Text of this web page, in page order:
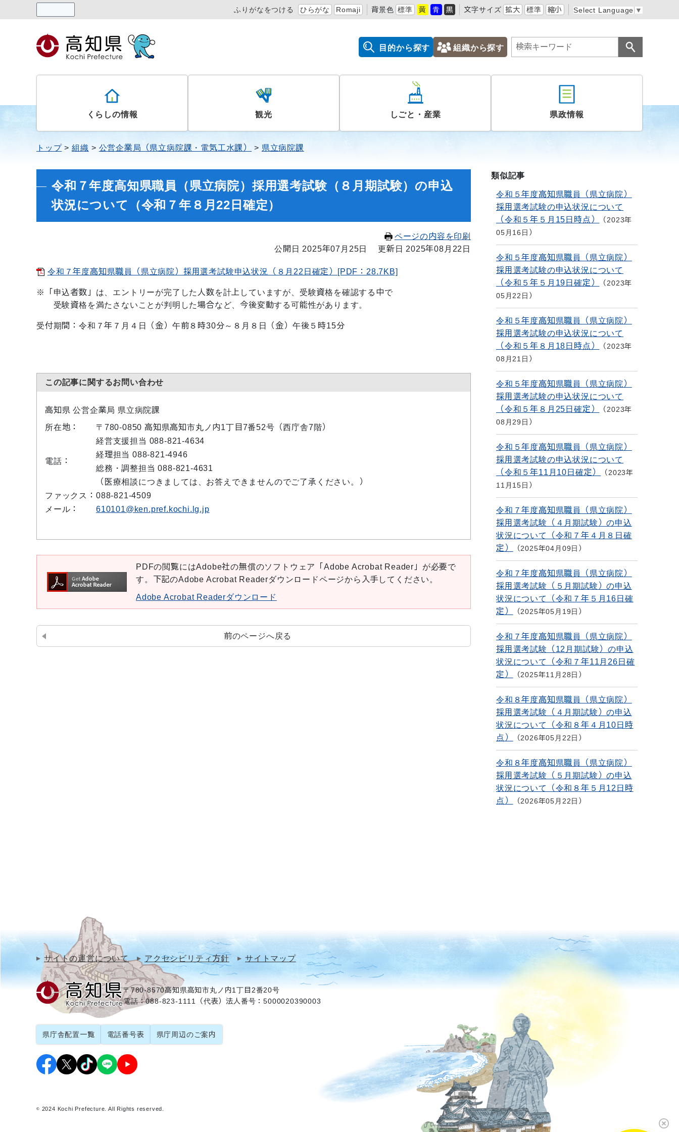
ふりがなをつける ひらがな Romaji 背景色 標準 黄 青 黒 文字サイズ 拡大 標準 縮小 Select Language ▼
目的から探す 組織から探す
くらしの情報 観光 しごと・産業 県政情報
トップ 組織 公営企業局（県立病院課・電気工水課） 県立病院課
令和７年度高知県職員（県立病院）採用選考試験（８月期試験）の申込
状況について（令和７年８月22日確定）
ページの内容を印刷
公開日 2025年07月25日
更新日 2025年08月22日
令和７年度高知県職員（県立病院）採用選考試験申込状況（８月22日確定）[PDF：28.7KB]
※「申込者数」は、エントリーが完了した人数を計上していますが、受験資格を確認する中で
受験資格を満たさないことが判明した場合など、今後変動する可能性があります。
受付期間：令和７年７月４日（金）午前８時30分～８月８日（金）午後５時15分
この記事に関するお問い合わせ
高知県 公営企業局 県立病院課
所在地：
〒780-0850 高知県高知市丸ノ内1丁目7番52号（西庁舎7階）
電話：
経営支援担当 088-821-4634
経理担当 088-821-4946
総務・調整担当 088-821-4631
（医療相談につきましては、お答えできませんのでご了承ください。）
ファックス： 088-821-4509
メール：
610101@ken.pref.kochi.lg.jp
PDFの閲覧にはAdobe社の無償のソフトウェア「Adobe Acrobat Reader」が必要で
す。下記のAdobe Acrobat Readerダウンロードページから入手してください。
Adobe Acrobat Readerダウンロード
前のページへ戻る
類似記事
令和５年度高知県職員（県立病院）
採用選考試験の申込状況について
（令和５年５月15日時点）
2023年
05月16日
令和５年度高知県職員（県立病院）
採用選考試験の申込状況について
（令和５年５月19日確定）
2023年
05月22日
令和５年度高知県職員（県立病院）
採用選考試験の申込状況について
（令和５年８月18日時点）
2023年
08月21日
令和５年度高知県職員（県立病院）
採用選考試験の申込状況について
（令和５年８月25日確定）
2023年
08月29日
令和５年度高知県職員（県立病院）
採用選考試験の申込状況について
（令和５年11月10日確定）
2023年
11月15日
令和７年度高知県職員（県立病院）
採用選考試験（４月期試験）の申込
状況について（令和７年４月８日確
定）
2025年04月09日
令和７年度高知県職員（県立病院）
採用選考試験（５月期試験）の申込
状況について（令和７年５月16日確
定）
2025年05月19日
令和７年度高知県職員（県立病院）
採用選考試験（12月期試験）の申込
状況について（令和７年11月26日確
定）
2025年11月28日
令和８年度高知県職員（県立病院）
採用選考試験（４月期試験）の申込
状況について（令和８年４月10日時
点）
2026年05月22日
令和８年度高知県職員（県立病院）
採用選考試験（５月期試験）の申込
状況について（令和８年５月12日時
点）
2026年05月22日
サイトの運営について アクセシビリティ方針 サイトマップ
〒780-8570高知県高知市丸ノ内1丁目2番20号
電話：088-823-1111（代表）法人番号：5000020390003
県庁舎配置一覧 電話番号表 県庁周辺のご案内
© 2024 Kochi Prefecture. All Rights reserved.